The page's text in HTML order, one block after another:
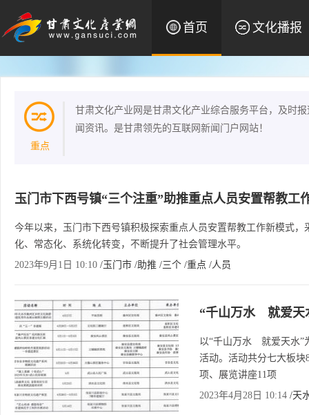
首页 文化播报
重点
甘肃文化产业网是甘肃文化产业综合服务平台，及时
闻资讯。是甘肃领先的互联网新闻门户网站！
玉门市下西号镇“三个注重”助推重点人员安置帮教工
今年以来，玉门市下西号镇积极探索重点人员安置帮教工作新模式
化、常态化、系统化转变，不断提升了社会管理水平。
2023年9月1日 10:10 /玉门市 /助推 /三个 /重点 /人员
“千山万水 就爱天
以“千山万水 就爱天水”
活动。活动共分七大板块
项、展览讲座11项
2023年4月28日 10:14 /天